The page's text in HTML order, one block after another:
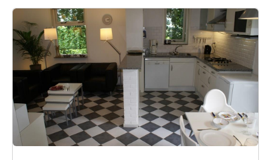
sauna, jacuzzi en/of buitenkeuken. Het park is
kindvriendelijk, in elke woning is standaard een
kinderstoel, kinderbedje en traphekje aanwezig.